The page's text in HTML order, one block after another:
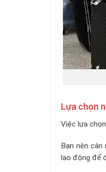
Lựa chọn
Việc lựa
Bạn nên
lao động để